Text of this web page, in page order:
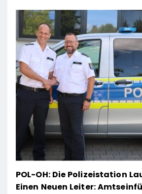
POL-OH: Die Polizeistation
Einen Neuen Leiter: